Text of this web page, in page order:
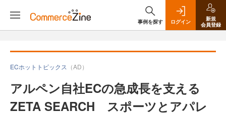
事例を探す ログイン
新規
会員登録
ECホットトピックス （AD）
アルペン自社ECの急成長を支える
ZETA SEARCH スポーツとアパレ